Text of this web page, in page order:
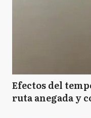
Efectos del
ruta anegada y